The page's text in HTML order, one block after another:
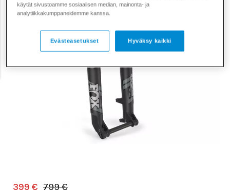
399 € 799 €
käytät sivustoamme sosiaalisen median, mainonta- ja
analytiikkakumppaneidemme kanssa.
Hyväksy kaikki
Evästeasetukset